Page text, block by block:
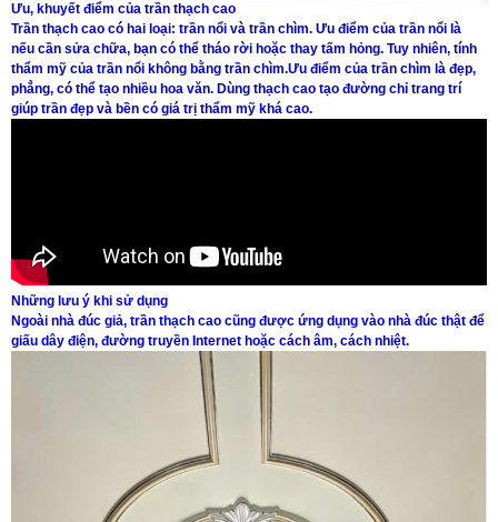
Ưu, khuyết điểm của trần thạch cao
Trần thạch cao có hai loại: trần nổi và trần chìm. Ưu điểm của trần nổi là
nếu cần sửa chữa, bạn có thể tháo rời hoặc thay tấm hỏng. Tuy nhiên, tính
thẩm mỹ của trần nổi không bằng trần chìm.Ưu điểm của trần chìm là đẹp,
phẳng, có thể tạo nhiều hoa văn. Dùng thạch cao tạo đường chỉ trang trí
giúp trần đẹp và bền có giá trị thẩm mỹ khá cao.
Những lưu ý khi sử dụng
Ngoài nhà đúc giả, trần thạch cao cũng được ứng dụng vào nhà đúc thật để
giấu dây điện, đường truyền Internet hoặc cách âm, cách nhiệt.